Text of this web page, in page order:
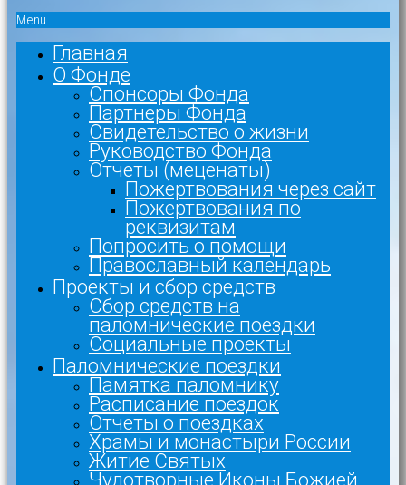
Menu
Главная
О Фонде
Спонсоры Фонда
Партнеры Фонда
Свидетельство о жизни
Руководство Фонда
Отчеты (меценаты)
Пожертвования через сайт
Пожертвования по
реквизитам
Попросить о помощи
Православный календарь
Проекты и сбор средств
Сбор средств на
паломнические поездки
Социальные проекты
Паломнические поездки
Памятка паломнику
Расписание поездок
Отчеты о поездках
Храмы и монастыри России
Житие Святых
Чудотворные Иконы Божией